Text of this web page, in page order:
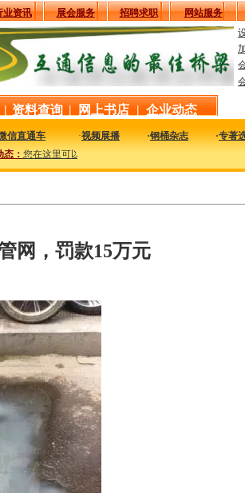
业资讯 展会服务 招聘求职 网站服务
| 资料查询 | 网上书店 | 企业动态
信直通车 ·视频展播 ·钢桶杂志 ·专著
： 您在这里可以及时的了解国内外钢桶行业企业的最新
网，罚款15万元